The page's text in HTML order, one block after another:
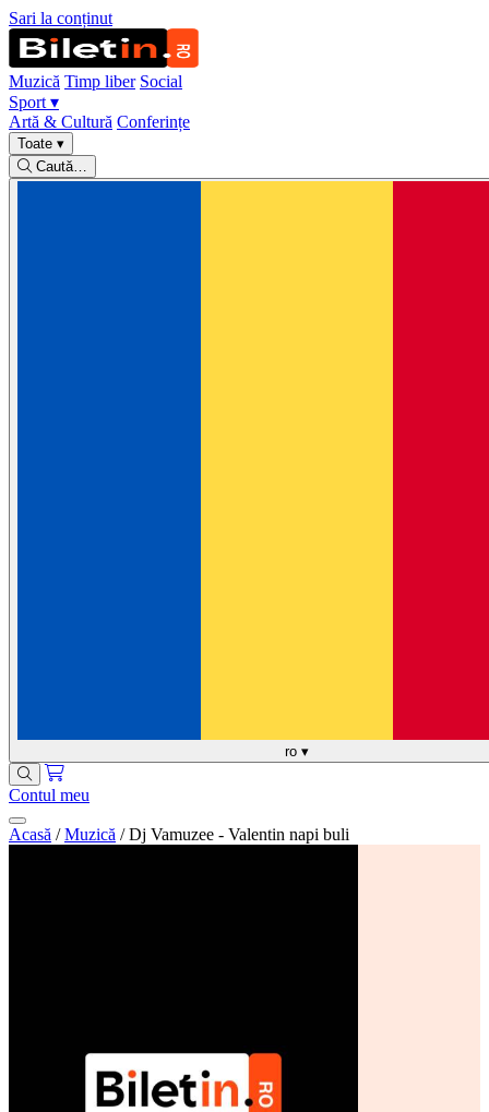
Sari la conținut
Muzică Timp liber Social
Sport ▾
Artă & Cultură Conferințe
Toate ▾
Caută…
ro ▾
Contul meu
Acasă / Muzică / Dj Vamuzee - Valentin napi buli